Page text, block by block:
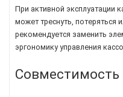
При активной эксплуатации
может треснуть, потеряться
рекомендуется заменить
эргономику управления
Совместимость